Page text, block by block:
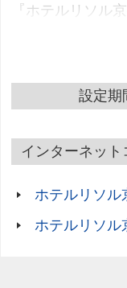
『ホテルリソル
・お食事処の集
京都の風情を感
・リビングロビ
リンク
・全室オリジナ
まで快眠をサポ
・全室Wi-Fi、加
・全室禁煙（1
設定期
インターネット
ホテルリソル
ホテルリソル